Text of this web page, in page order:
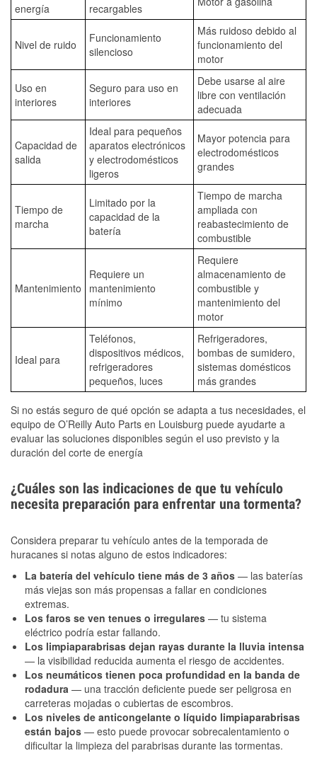
energía
recargables
Nivel de ruido
Funcionamiento
silencioso
Más ruidoso debido al
funcionamiento del
motor
Uso en
interiores
Seguro para uso en
interiores
Debe usarse al aire
libre con ventilación
adecuada
Capacidad de
salida
Ideal para pequeños
aparatos electrónicos
y electrodomésticos
ligeros
Mayor potencia para
electrodomésticos
grandes
Tiempo de
marcha
Limitado por la
capacidad de la
batería
Tiempo de marcha
ampliada con
reabastecimiento de
combustible
Mantenimiento
Requiere un
mantenimiento
mínimo
Requiere
almacenamiento de
combustible y
mantenimiento del
motor
Ideal para
Teléfonos,
dispositivos médicos,
refrigeradores
pequeños, luces
Refrigeradores,
bombas de sumidero,
sistemas domésticos
más grandes
Si no estás seguro de qué opción se adapta a tus necesidades, el
equipo de O’Reilly Auto Parts en Louisburg puede ayudarte a
evaluar las soluciones disponibles según el uso previsto y la
duración del corte de energía
¿Cuáles son las indicaciones de que tu vehículo
necesita preparación para enfrentar una tormenta?
Considera preparar tu vehículo antes de la temporada de
huracanes si notas alguno de estos indicadores:
La batería del vehículo tiene más de 3 años — las baterías
más viejas son más propensas a fallar en condiciones
extremas.
Los faros se ven tenues o irregulares — tu sistema
eléctrico podría estar fallando.
Los limpiaparabrisas dejan rayas durante la lluvia intensa
— la visibilidad reducida aumenta el riesgo de accidentes.
Los neumáticos tienen poca profundidad en la banda de
rodadura — una tracción deficiente puede ser peligrosa en
carreteras mojadas o cubiertas de escombros.
Los niveles de anticongelante o líquido limpiaparabrisas
están bajos — esto puede provocar sobrecalentamiento o
dificultar la limpieza del parabrisas durante las tormentas.